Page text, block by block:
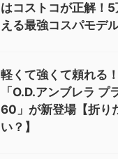
はコストコが正解！
える最強コスパモデ
軽くて強くて頼れる
「O.D.アンブレラ プ
60」が新登場【折り
い？】